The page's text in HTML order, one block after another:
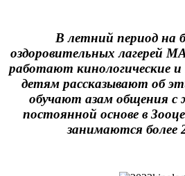
В летний период на
оздоровительных лагерей
работают кинологические
детям рассказывают об
обучают азам общения
постоянной основе в
занимаются более